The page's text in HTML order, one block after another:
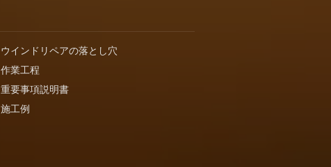
ウインドリペアの落とし穴
作業工程
重要事項説明書
施工例